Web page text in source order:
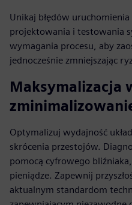
Unikaj błędów
projektowania i testowania
wymagania procesu, aby
jednocześnie zmniejszając
Maksymalizacja
Optymalizuj wydajność
skrócenia przestojów.
pomocą cyfrowego bliźniaka,
pieniądze. Zapewnij
aktualnym standardom